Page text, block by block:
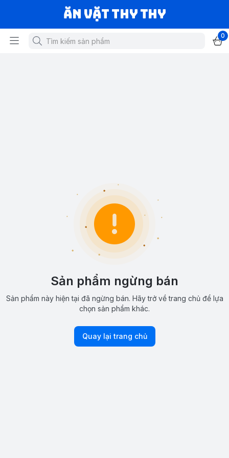
Ăn vặt Thy Thy
0
Sản phẩm ngừng bán
Sản phẩm này hiện tại đã ngừng bán. Hãy trở về trang chủ để lựa
chọn sản phẩm khác.
Quay lại trang chủ